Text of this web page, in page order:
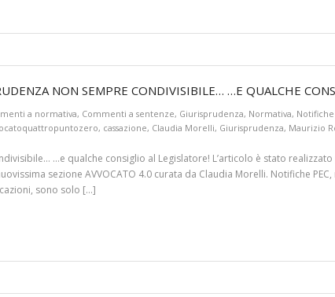
NON SEMPRE CONDIVISIBILE… …E QUALCHE
a normativa, Commenti a sentenze, Giurisprudenza, Normativa, Notifiche
, cassazione, Claudia Morelli, Giurisprudenza, Maurizio
…e qualche consiglio al Legislatore! L’articolo è stato realizzato
sezione AVVOCATO 4.0 curata da Claudia Morelli. Notifiche
sono solo […]